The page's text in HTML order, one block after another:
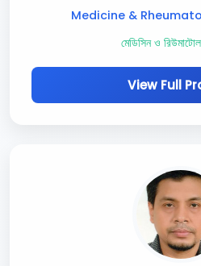
Medicine &
মেডিসিন ও
View Full